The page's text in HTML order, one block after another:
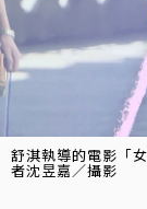
舒淇執導的電影「
者沈昱嘉／攝影